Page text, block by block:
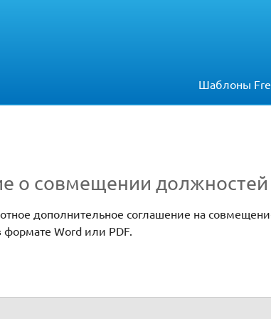
Шаблоны
о совмещении должностей
дополнительное соглашение на
формате Word или PDF.